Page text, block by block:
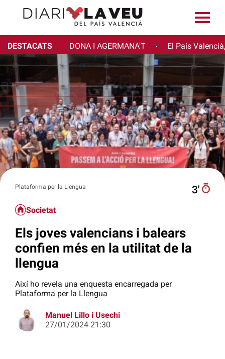
DESTACATS DONA I AGERMANA'T · El País
Plataforma per la Llengua 3′
Societat
Els joves valencians i balears
confien més en la utilitat de la
llengua
Així ho revela una enquesta encarregada per
Plataforma per la Llengua
Manuel Lillo i Usechi
27/01/2024 21:30